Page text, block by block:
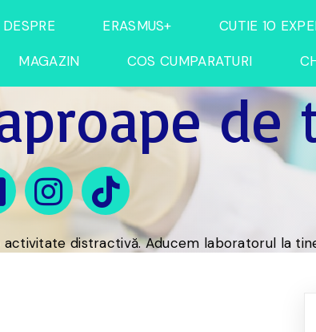
DESPRE ERASMUS+
CUTIE 10
MAGAZIN COS CUMPARATURI
de
distractivă. Aducem laboratorul la